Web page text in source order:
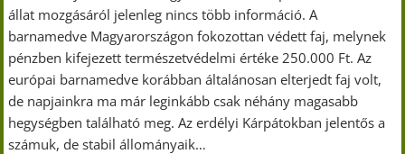
állat mozgásáról jelenleg nincs több információ. A
barnamedve Magyarországon fokozottan védett faj, melynek
pénzben kifejezett természetvédelmi értéke 250.000 Ft. Az
európai barnamedve korábban általánosan elterjedt faj volt,
de napjainkra ma már leginkább csak néhány magasabb
hegységben található meg. Az erdélyi Kárpátokban jelentős a
számuk, de stabil állományaik…